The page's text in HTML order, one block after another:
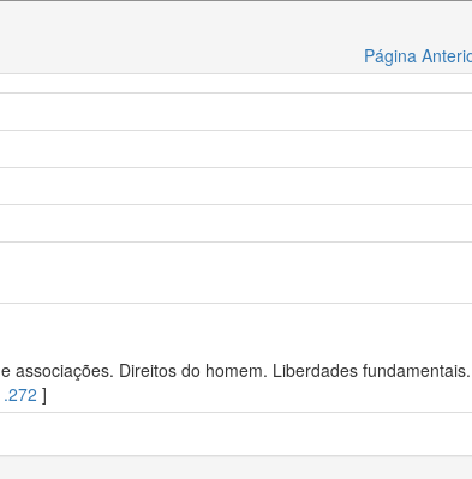
Página
Direitos do homem. Liberdades
]